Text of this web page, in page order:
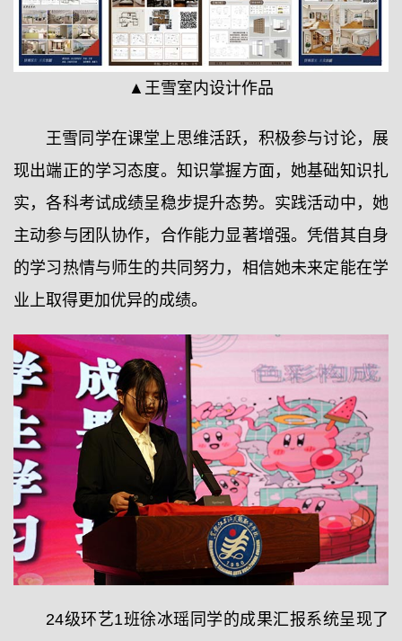
▲王雪室内设计作品
王雪同学在课堂上思维活跃，积极参与讨论，展
现出端正的学习态度。知识掌握方面，她基础知识扎
实，各科考试成绩呈稳步提升态势。实践活动中，她
主动参与团队协作，合作能力显著增强。凭借其自身
的学习热情与师生的共同努力，相信她未来定能在学
业上取得更加优异的成绩。
24级环艺1班徐冰瑶同学的成果汇报系统呈现了